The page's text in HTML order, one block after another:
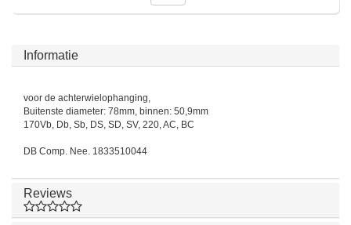
Informatie
voor de achterwielophanging,
Buitenste diameter: 78mm, binnen: 50,9mm
170Vb, Db, Sb, DS, SD, SV, 220, AC, BC
DB Comp. Nee. 1833510044
Reviews